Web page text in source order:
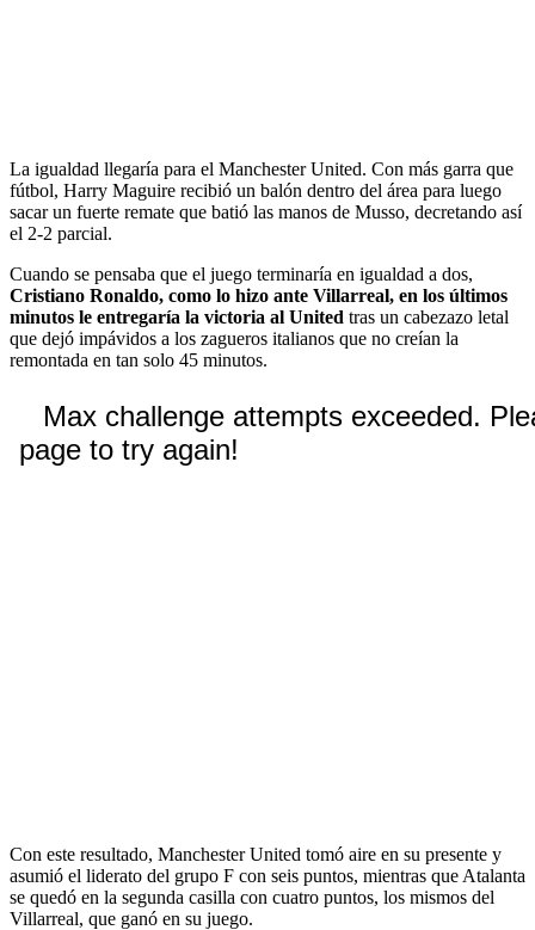
La igualdad llegaría para el Manchester United. Con más garra que
fútbol, Harry Maguire recibió un balón dentro del área para luego
sacar un fuerte remate que batió las manos de Musso, decretando así
el 2-2 parcial.
Cuando se pensaba que el juego terminaría en igualdad a dos,
Cristiano Ronaldo, como lo hizo ante Villarreal, en los últimos
minutos le entregaría la victoria al United tras un cabezazo letal
que dejó impávidos a los zagueros italianos que no creían la
remontada en tan solo 45 minutos.
Con este resultado, Manchester United tomó aire en su presente y
asumió el liderato del grupo F con seis puntos, mientras que Atalanta
se quedó en la segunda casilla con cuatro puntos, los mismos del
Villarreal, que ganó en su juego.